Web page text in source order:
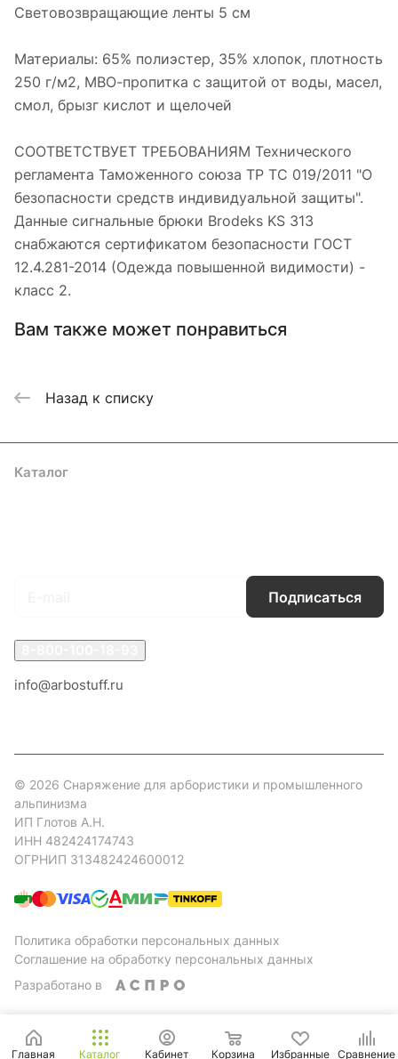
Световозвращающие ленты 5 см
Материалы: 65% полиэстер, 35% хлопок, плотность
250 г/м2, МВО-пропитка с защитой от воды, масел,
смол, брызг кислот и щелочей
СООТВЕТСТВУЕТ ТРЕБОВАНИЯМ Технического
регламента Таможенного союза ТР ТС 019/2011 "О
безопасности средств индивидуальной защиты".
Данные сигнальные брюки Brodeks KS 313
снабжаются сертификатом безопасности ГОСТ
12.4.281-2014 (Одежда повышенной видимости) -
класс 2.
Вам также может понравиться
Назад к списку
Каталог
Подписаться
info@arbostuff.ru
© 2026 Снаряжение для арбористики и промышленного
альпинизма
ИП Глотов А.Н.
ИНН 482424174743
ОГРНИП 313482424600012
Политика обработки персональных данных
Соглашение на обработку персональных данных
Разработано в
Главная Каталог Кабинет Корзина Избранные Сравнение